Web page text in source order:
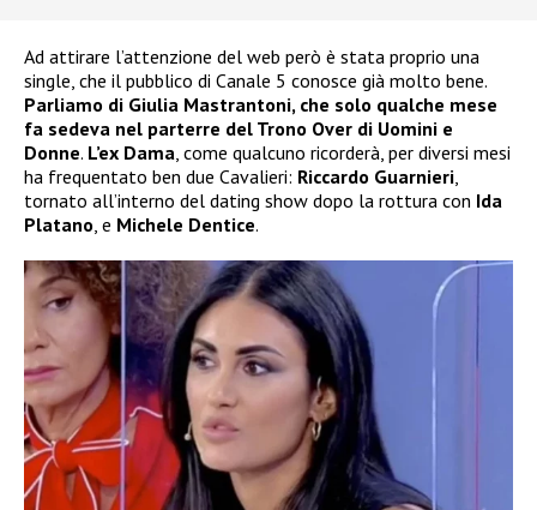
Ad attirare l’attenzione del web però è stata proprio una
single, che il pubblico di Canale 5 conosce già molto bene.
Parliamo di Giulia Mastrantoni, che solo qualche mese
fa sedeva nel parterre del Trono Over di Uomini e
Donne. L’ex Dama , come qualcuno ricorderà, per diversi mesi
ha frequentato ben due Cavalieri: Riccardo Guarnieri
tornato all’interno del dating show dopo la rottura con Ida
Platano , e Michele Dentice.